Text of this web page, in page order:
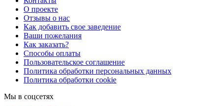
О проекте
Отзывы о нас
Как добавить свое заведение
Ваши пожелания
Как заказать?
Способы оплаты
Пользовательское соглашение
Политика обработки персональных данных
Политика обработки cookie
Мы в соцсетях